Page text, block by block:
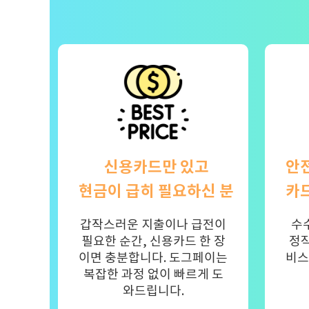
신용카드만 있고
현금이 급히 필요하신 분
갑작스러운 지출이나 급전이
필요한 순간, 신용카드 한 장
이면 충분합니다. 도그페이는
복잡한 과정 없이 빠르게 도
와드립니다.
안
카
수
정
비